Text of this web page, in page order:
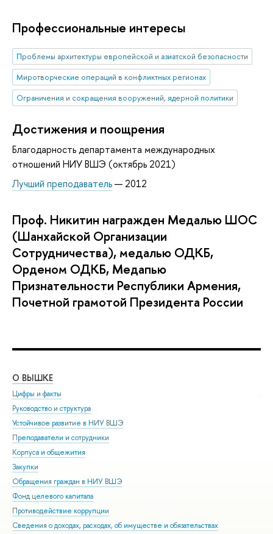
Профессиональные интересы
Проблемы архитектуры европейской и азиатской безопасности
Миротворческие операций в конфликтных регионах
Ограничения и сокращения вооружений, ядерной политики
Достижения и поощрения
Благодарность департамента международных
отношений НИУ ВШЭ (октябрь 2021)
Лучший преподаватель— 2012
Проф. Никитин награжден Медалью ШОС
(Шанхайской Организации
Сотрудничества), медалью ОДКБ,
Орденом ОДКБ, Медапью
Признательности Республики Армения,
Почетной грамотой Президента России
О ВЫШКЕ
Цифры и факты
Руководство и структура
Устойчивое развитие в НИУ ВШЭ
Преподаватели и сотрудники
Корпуса и общежития
Закупки
Обращения граждан в НИУ ВШЭ
Фонд целевого капитала
Противодействие коррупции
Сведения о доходах, расходах, об имуществе и обязательствах